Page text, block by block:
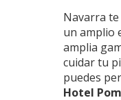
Navarra
un amplio
amplia
cuidar tu
puedes
Hotel